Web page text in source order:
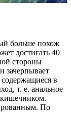
больше похож
достигать 40
стороны
зачерпывает
содержащиеся в
т. е. анальное
кишечником.
По